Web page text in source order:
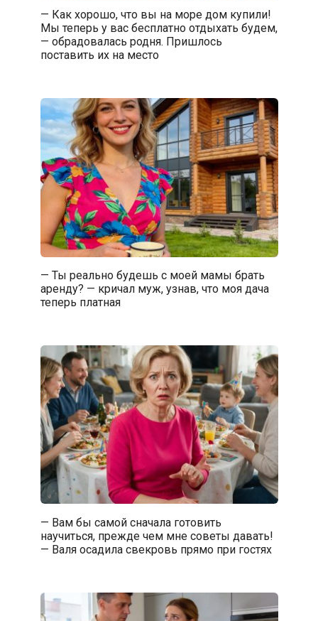
— Как хорошо, что вы на море дом купили!
Мы теперь у вас бесплатно отдыхать будем,
— обрадовалась родня. Пришлось
поставить их на место
— Ты реально будешь с моей мамы брать
аренду? — кричал муж, узнав, что моя дача
теперь платная
— Вам бы самой сначала готовить
научиться, прежде чем мне советы давать!
— Валя осадила свекровь прямо при гостях